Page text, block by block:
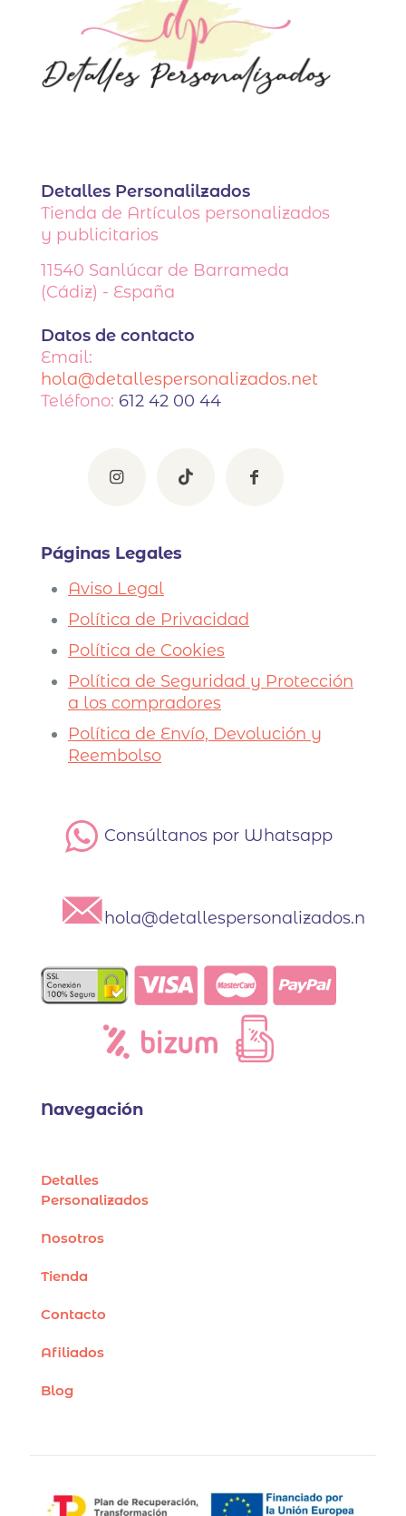
Detalles Personalilzados
Tienda de Artículos personalizados
y publicitarios
11540 Sanlúcar de Barrameda
(Cádiz) - España
Datos de contacto
Email:
hola@detallespersonalizados.net
Teléfono: 612 42 00 44
Páginas Legales
Aviso Legal
Política de Privacidad
Política de Cookies
Política de Seguridad y Protección
a los compradores
Política de Envío, Devolución y
Reembolso
Consúltanos por Whatsapp
hola@detallespersonalizados.net
Navegación
Detalles
Personalizados
Nosotros
Tienda
Contacto
Afiliados
Blog